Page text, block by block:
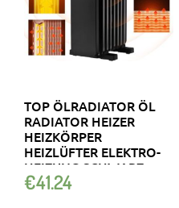
TOP ÖLRADIATOR ÖL
RADIATOR HEIZER
HEIZKÖRPER
HEIZLÜFTER ELEKTRO-
HEIZUNG SCHWARZ
€41.24